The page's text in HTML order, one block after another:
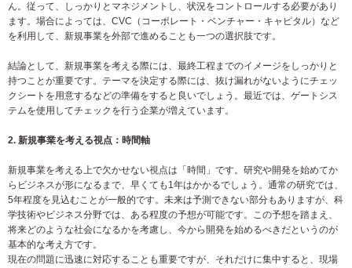
ん。従って、しっかりとマネジメントし、状況をコントロールする必要があり
ます。場合によっては、CVC（コーポレート・ベンチャー・キャピタル）など
を利用して、新規事業を外部で進めることも一つの選択肢です。
結論として、新規事業を考える際には、最終工程までのイメージをしっかりと
持つことが重要です。テーマを決定する際には、抜け漏れがないようにチェッ
クシートを用意するなどの準備をすると良いでしょう。最近では、ゲートシス
テムを使用してチェックを行う企業が増えています。
2. 新規事業を考える視点：時間軸
新規事業を考える上で欠かせない視点は「時間」です。研究や開発を始めてか
らビジネスが形になるまで、早くても1年はかかるでしょう。通常の研究では、
5年程度を見込むことが一般的です。未来は予測できない部分もありますが、科
学技術やビジネス分野では、ある程度の予想が可能です。この予想を踏まえ、
将来どのような社会になるかを考慮し、今から開発を始めるべきだというのが
基本的な考え方です。
現在の問題に迅速に対応することも重要ですが、それだけに集中すると、現場